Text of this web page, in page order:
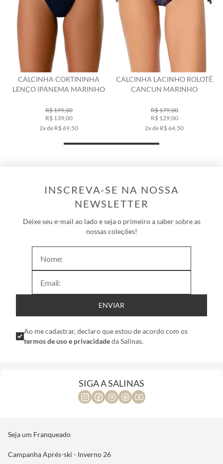
CALCINHA CORTININHA
R$ 199,00
R$ 139,00
CALCINHA LACINHO ROLOTÊ
R$ 179,00
R$ 129,00
INSCREVA-SE NA NOSSA
Deixe seu e-mail ao lado e seja o primeiro a saber sobre as
ENVIAR
Ao me cadastrar, declaro que estou de acordo com os
SIGA A SALINAS